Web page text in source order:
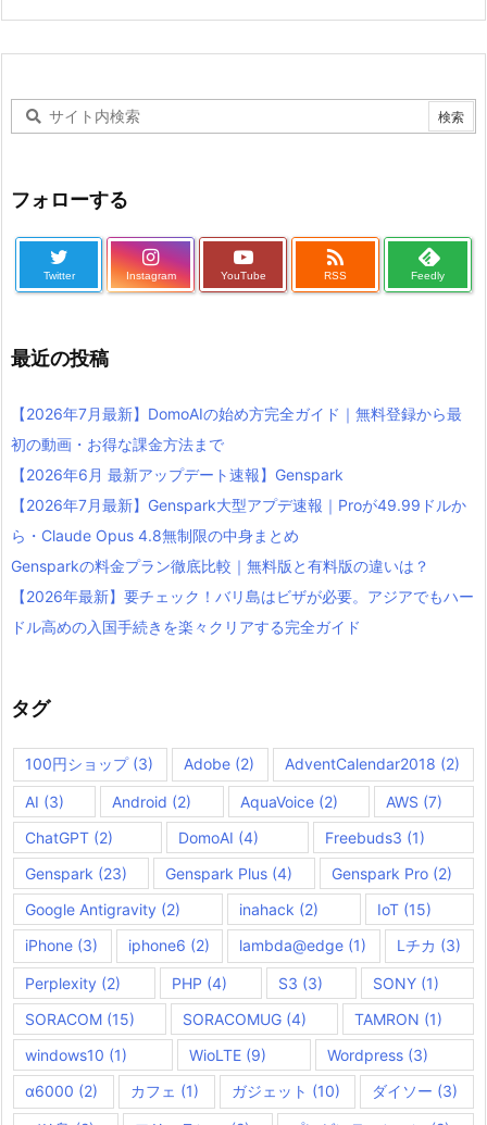
フォローする
Twitter Instagram YouTube

RSS Feedly
最近の投稿
【2026年7月最新】DomoAIの始め方完全ガイド｜無料登録から最
初の動画・お得な課金方法まで
【2026年6月 最新アップデート速報】Genspark
【2026年7月最新】Genspark大型アプデ速報｜Proが49.99ドルか
ら・Claude Opus 4.8無制限の中身まとめ
Gensparkの料金プラン徹底比較｜無料版と有料版の違いは？
【2026年最新】要チェック！バリ島はビザが必要。アジアでもハー
ドル高めの入国手続きを楽々クリアする完全ガイド
タグ
100円ショップ(3) Adobe (2) AdventCalendar2018 (2)
AI (3) Android (2) AquaVoice(2) AWS (7)
ChatGPT (2) DomoAI (4) Freebuds3 (1)
Genspark (23) Genspark Plus (4) Genspark Pro(2)
Google Antigravity (2) inahack (2) IoT (15)
iPhone (3) iphone6 (2) lambda@edge (1) Lチカ (3)
Perplexity (2) PHP (4) S3 (3) SONY (1)
SORACOM (15) SORACOMUG (4) TAMRON (1)
windows10 (1) WioLTE(9) Wordpress (3)
α6000 (2) カフェ (1) ガジェット (10) ダイソー (3)